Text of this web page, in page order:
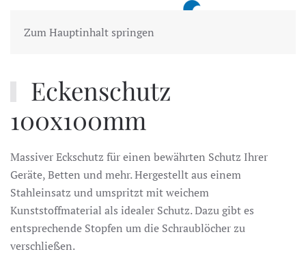
Zum Hauptinhalt springen
Eckenschutz
100x100mm
Massiver Eckschutz für einen bewährten Schutz Ihrer
Geräte, Betten und mehr. Hergestellt aus einem
Stahleinsatz und umspritzt mit weichem
Kunststoffmaterial als idealer Schutz. Dazu gibt es
entsprechende Stopfen um die Schraublöcher zu
verschließen.